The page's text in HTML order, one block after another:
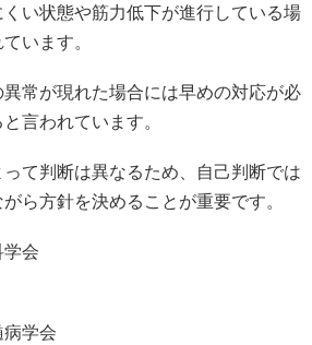
い状態や筋力低下が進行している場
います。
常が現れた場合には早めの対応が必
言われています。
て判断は異なるため、自己判断では
ら方針を決めることが重要です。
学会
学会